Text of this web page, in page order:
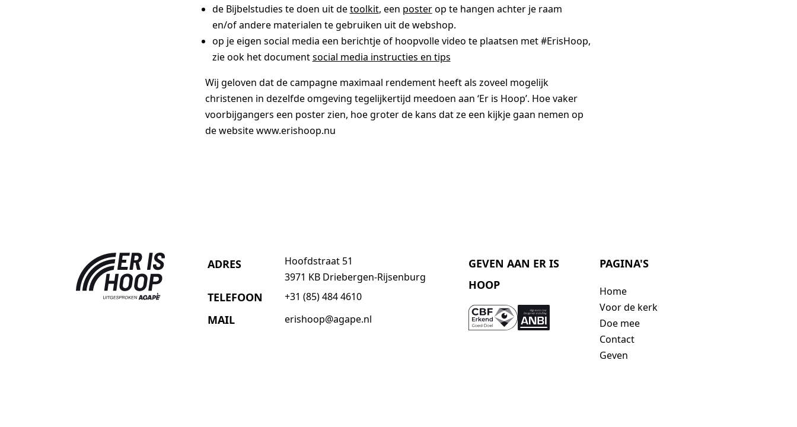
de Bijbelstudies te doen uit detoolkit, een posterop te hangen achter je raam
en/of andere materialen te gebruiken uit de webshop.
op je eigen social media een berichtje of hoopvolle video te plaatsen met #ErisHoop,
zie ook het documentsocial media instructies en tips
Wij geloven dat de campagne maximaal rendement heeft als zoveel mogelijk
christenen in dezelfde omgeving tegelijkertijd meedoen aan ‘Er is Hoop’. Hoe vaker
voorbijgangers een poster zien, hoe groter de kans dat ze een kijkje gaan nemen op
de websitewww.erishoop.nu
ADRES
Hoofdstraat 51
3971 KB Driebergen-Rijsenburg
TELEFOON +31 (85) 484 4610
MAIL erishoop@agape.nl
GEVEN AAN ER IS
HOOP
PAGINA'S
Home
Voor de kerk
Doe mee
Contact
Geven